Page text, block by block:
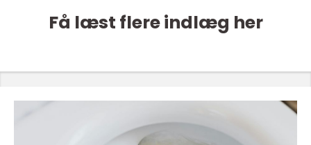
Få læst flere indlæg her